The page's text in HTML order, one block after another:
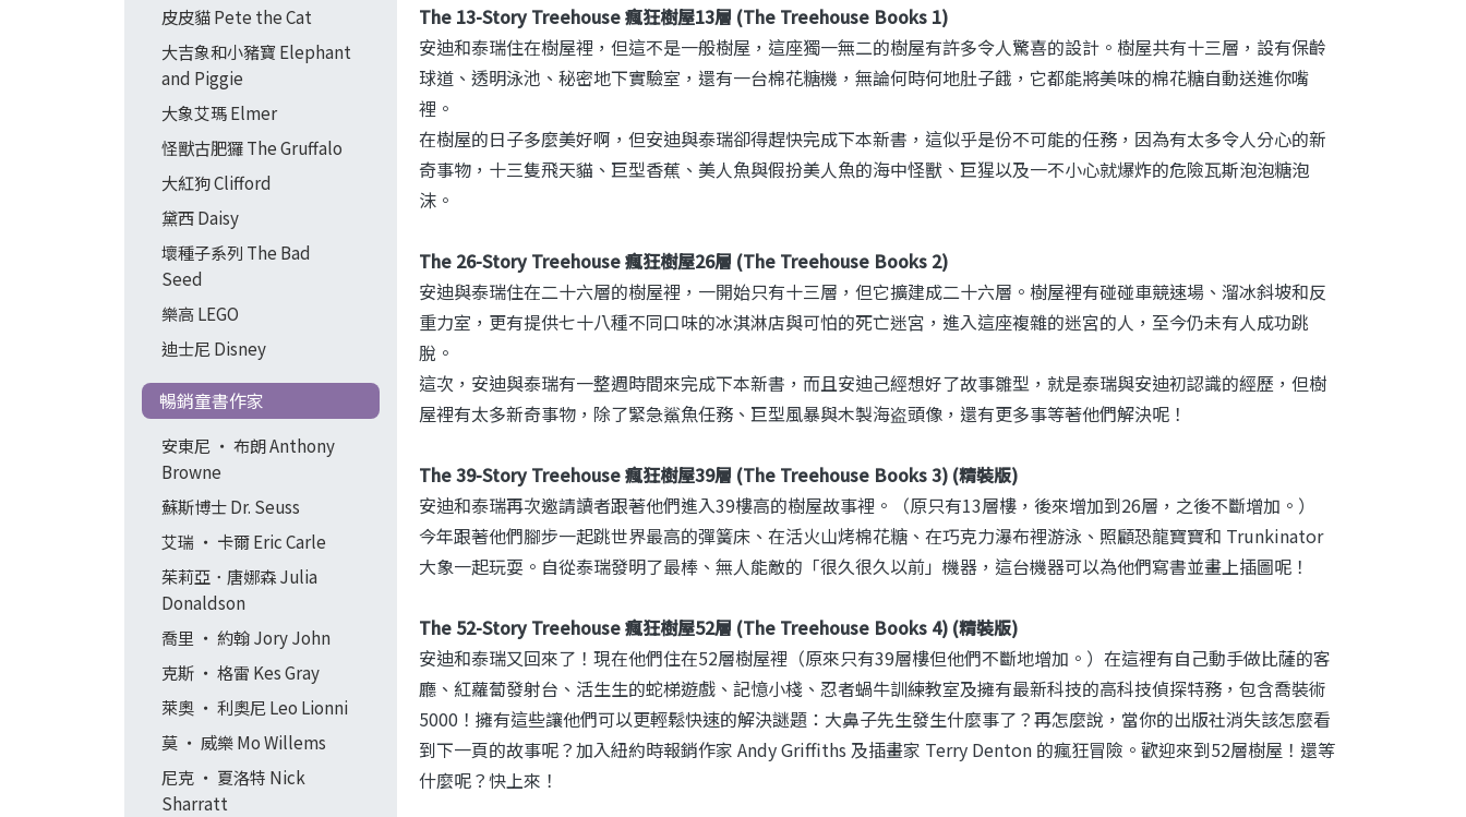
皮皮貓 Pete the Cat
大吉象和小豬寶 Elephant
and Piggie
大象艾瑪 Elmer
怪獸古肥玀 The Gruffalo
大紅狗 Clifford
黛西 Daisy
壞種子系列 The Bad
Seed
樂高 LEGO
迪士尼 Disney
暢銷童書作家
安東尼 ‧ 布朗 Anthony
Browne
蘇斯博士 Dr. Seuss
艾瑞 ‧ 卡爾 Eric Carle
茱莉亞．唐娜森 Julia
Donaldson
喬里 ‧ 約翰 Jory John
克斯 ‧ 格雷 Kes Gray
萊奧 ‧ 利奧尼 Leo Lionni
莫 ‧ 威樂 Mo Willems
尼克 ‧ 夏洛特 Nick
Sharratt
The 13-Story Treehouse 瘋狂樹屋13層 (The Treehouse Books 1)
安迪和泰瑞住在樹屋裡，但這不是一般樹屋，這座獨一無二的樹屋有許多令人驚喜的設計。樹屋共有十三層，設有保齡
球道、透明泳池、秘密地下實驗室，還有一台棉花糖機，無論何時何地肚子餓，它都能將美味的棉花糖自動送進你嘴
裡。
在樹屋的日子多麼美好啊，但安迪與泰瑞卻得趕快完成下本新書，這似乎是份不可能的任務，因為有太多令人分心的新
奇事物，十三隻飛天貓、巨型香蕉、美人魚與假扮美人魚的海中怪獸、巨猩以及一不小心就爆炸的危險瓦斯泡泡糖泡
沫。
The 26-Story Treehouse 瘋狂樹屋26層 (The Treehouse Books 2)
安迪與泰瑞住在二十六層的樹屋裡，一開始只有十三層，但它擴建成二十六層。樹屋裡有碰碰車競速場、溜冰斜坡和反
重力室，更有提供七十八種不同口味的冰淇淋店與可怕的死亡迷宮，進入這座複雜的迷宮的人，至今仍未有人成功跳
脫。
這次，安迪與泰瑞有一整週時間來完成下本新書，而且安迪己經想好了故事雛型，就是泰瑞與安迪初認識的經歷，但樹
屋裡有太多新奇事物，除了緊急鯊魚任務、巨型風暴與木製海盗頭像，還有更多事等著他們解決呢！
The 39-Story Treehouse 瘋狂樹屋39層 (The Treehouse Books 3) (精裝版)
安迪和泰瑞再次邀請讀者跟著他們進入39樓高的樹屋故事裡。（原只有13層樓，後來增加到26層，之後不斷增加。）
今年跟著他們腳步一起跳世界最高的彈簧床、在活火山烤棉花糖、在巧克力瀑布裡游泳、照顧恐龍寶寶和 Trunkinator
大象一起玩耍。自從泰瑞發明了最棒、無人能敵的「很久很久以前」機器，這台機器可以為他們寫書並畫上插圖呢！
The 52-Story Treehouse 瘋狂樹屋52層 (The Treehouse Books 4) (精裝版)
安迪和泰瑞又回來了！現在他們住在52層樹屋裡（原來只有39層樓但他們不斷地增加。）在這裡有自己動手做比薩的客
廳、紅蘿蔔發射台、活生生的蛇梯遊戲、記憶小棧、忍者蝸牛訓練教室及擁有最新科技的高科技偵探特務，包含喬裝術
5000！擁有這些讓他們可以更輕鬆快速的解決謎題：大鼻子先生發生什麼事了？再怎麼說，當你的出版社消失該怎麼看
到下一頁的故事呢？加入紐約時報銷作家 Andy Griffiths 及插畫家 Terry Denton 的瘋狂冒險。歡迎來到52層樹屋！還等
什麼呢？快上來！